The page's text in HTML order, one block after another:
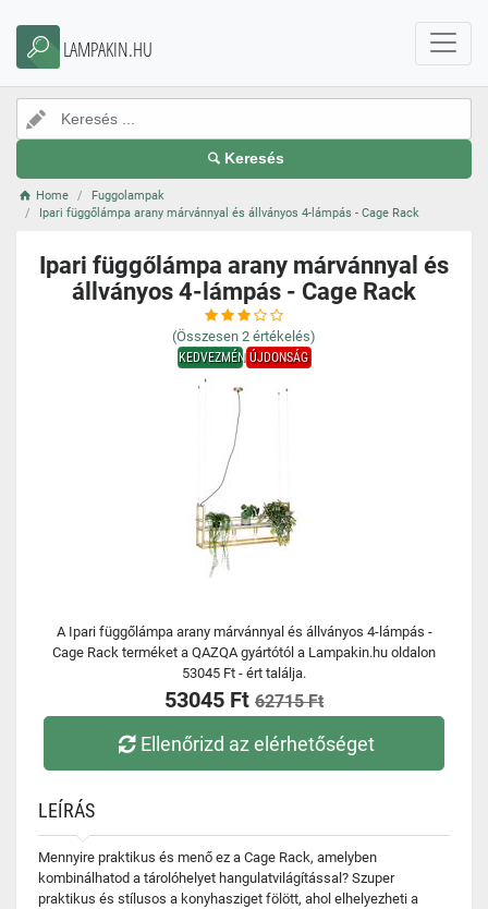
LAMPAKIN.HU
Keresés
Home
Fuggolampak
Ipari függőlámpa arany márvánnyal és állványos 4-lámpás - Cage Rack
Ipari függőlámpa arany márvánnyal és
állványos 4-lámpás - Cage Rack
(Összesen 2 értékelés)
KEDVEZMÉNYÚJDONSÁG
A Ipari függőlámpa arany márvánnyal és állványos 4-lámpás -
Cage Rack terméket a QAZQA gyártótól a Lampakin.hu oldalon
53045 Ft - ért találja.
53045 Ft 62715 Ft
Ellenőrizd az elérhetőséget
LEÍRÁS
Mennyire praktikus és menő ez a Cage Rack, amelyben
kombinálhatod a tárolóhelyet hangulatvilágítással? Szuper
praktikus és stílusos a konyhasziget fölött, ahol elhelyezheti a